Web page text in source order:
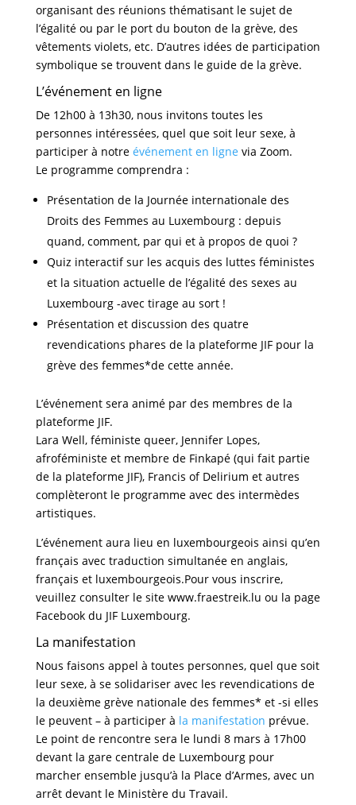
organisant des réunions thématisant le sujet de
l’égalité ou par le port du bouton de la grève, des
vêtements violets, etc. D’autres idées de participation
symbolique se trouvent dans le guide de la grève.
L’événement en ligne
De 12h00 à 13h30, nous invitons toutes les
personnes intéressées, quel que soit leur sexe, à
participer à notre événement en ligne via Zoom.
Le programme comprendra :
Présentation de la Journée internationale des
Droits des Femmes au Luxembourg : depuis
quand, comment, par qui et à propos de quoi ?
Quiz interactif sur les acquis des luttes féministes
et la situation actuelle de l’égalité des sexes au
Luxembourg -avec tirage au sort !
Présentation et discussion des quatre
revendications phares de la plateforme JIF pour la
grève des femmes*de cette année.
L’événement sera animé par des membres de la
plateforme JIF.
Lara Well, féministe queer, Jennifer Lopes,
afroféministe et membre de Finkapé (qui fait partie
de la plateforme JIF), Francis of Delirium et autres
complèteront le programme avec des intermèdes
artistiques.
L’événement aura lieu en luxembourgeois ainsi qu’en
français avec traduction simultanée en anglais,
français et luxembourgeois.Pour vous inscrire,
veuillez consulter le site www.fraestreik.lu ou la page
Facebook du JIF Luxembourg.
La manifestation
Nous faisons appel à toutes personnes, quel que soit
leur sexe, à se solidariser avec les revendications de
la deuxième grève nationale des femmes* et -si elles
le peuvent – à participer à la manifestation prévue.
Le point de rencontre sera le lundi 8 mars à 17h00
devant la gare centrale de Luxembourg pour
marcher ensemble jusqu’à la Place d’Armes, avec un
arrêt devant le Ministère du Travail.